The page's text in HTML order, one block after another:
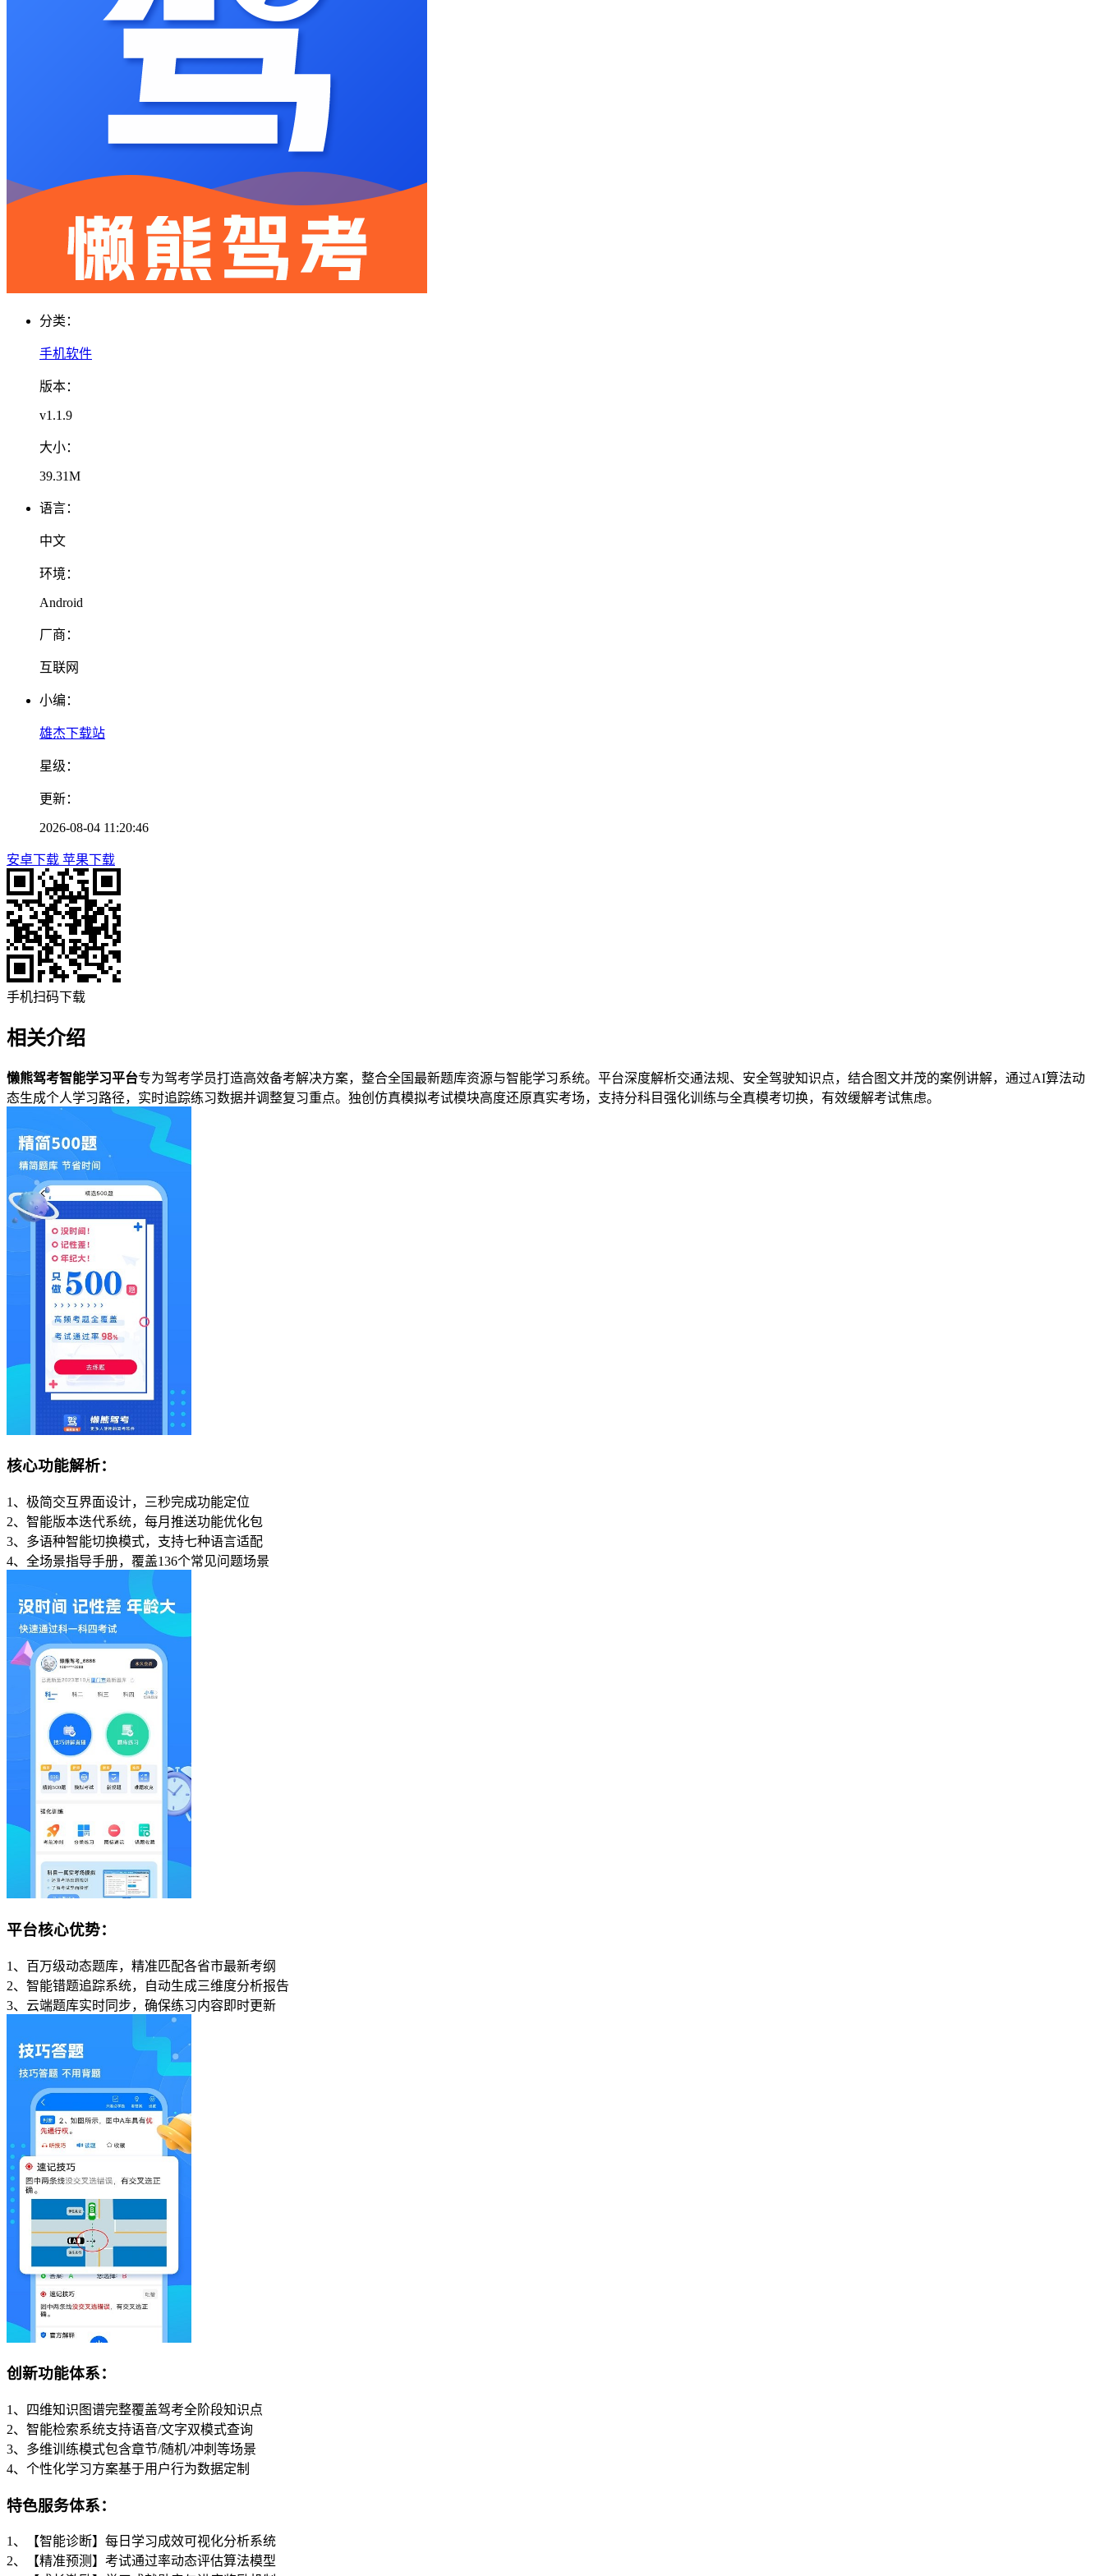
分类：
手机软件
版本：
v1.1.9
大小：
39.31M
语言：
中文
环境：
Android
厂商：
互联网
小编：
雄杰下载站
星级：
更新：
2026-08-04 11:20:46
安卓下载 苹果下载
手机扫码下载
相关介绍
懒熊驾考智能学习平台专为驾考学员打造高效备考解决方案，整合全国最新题库资源与智能学习系统。平台深度解析交通法规、安全驾驶知识点，结合图文并茂的案例讲解，通过AI算法动
态生成个人学习路径，实时追踪练习数据并调整复习重点。独创仿真模拟考试模块高度还原真实考场，支持分科目强化训练与全真模考切换，有效缓解考试焦虑。
核心功能解析：
1、极简交互界面设计，三秒完成功能定位
2、智能版本迭代系统，每月推送功能优化包
3、多语种智能切换模式，支持七种语言适配
4、全场景指导手册，覆盖136个常见问题场景
平台核心优势：
1、百万级动态题库，精准匹配各省市最新考纲
2、智能错题追踪系统，自动生成三维度分析报告
3、云端题库实时同步，确保练习内容即时更新
创新功能体系：
1、四维知识图谱完整覆盖驾考全阶段知识点
2、智能检索系统支持语音/文字双模式查询
3、多维训练模式包含章节/随机/冲刺等场景
4、个性化学习方案基于用户行为数据定制
特色服务体系：
1、【智能诊断】每日学习成效可视化分析系统
2、【精准预测】考试通过率动态评估算法模型